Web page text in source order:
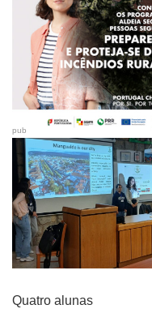
pub
Quatro alunas